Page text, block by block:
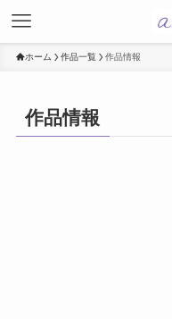
ホーム 作品一覧 作品情報
作品情報